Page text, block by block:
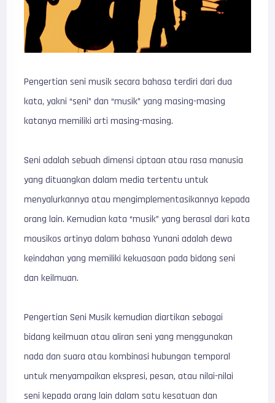
Pengertian seni musik secara bahasa terdiri dari dua
kata, yakni “seni” dan “musik” yang masing-masing
katanya memiliki arti masing-masing.
Seni adalah sebuah dimensi ciptaan atau rasa manusia
yang dituangkan dalam media tertentu untuk
menyalurkannya atau mengimplementasikannya kepada
orang lain. Kemudian kata “musik” yang berasal dari kata
mousikos artinya dalam bahasa Yunani adalah dewa
keindahan yang memiliki kekuasaan pada bidang seni
dan keilmuan.
Pengertian Seni Musik kemudian diartikan sebagai
bidang keilmuan atau aliran seni yang menggunakan
nada dan suara atau kombinasi hubungan temporal
untuk menyampaikan ekspresi, pesan, atau nilai-nilai
seni kepada orang lain dalam satu kesatuan dan